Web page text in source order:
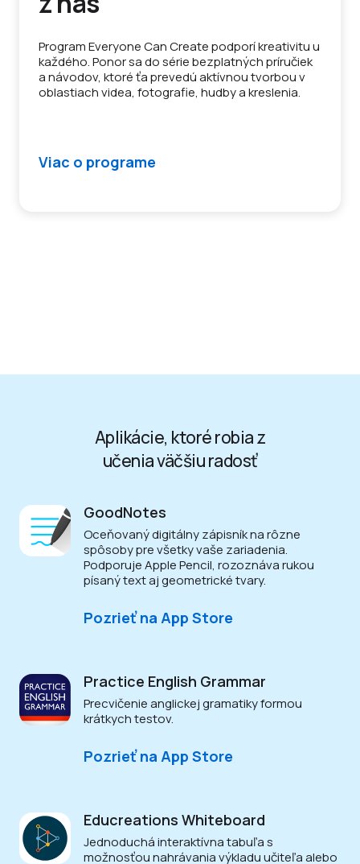
Program Everyone Can Create podporí kreativitu u
každého. Ponor sa do série bezplatných príručiek
a návodov, ktoré ťa prevedú aktívnou tvorbou v
oblastiach videa, fotografie, hudby a kreslenia.
Viac o programe
Aplikácie, ktoré robia z
učenia väčšiu radosť
GoodNotes
Oceňovaný digitálny zápisník na rôzne
spôsoby pre všetky vaše zariadenia.
Podporuje Apple Pencil, rozoznáva rukou
písaný text aj geometrické tvary.
Pozrieť na App Store
Practice English Grammar
Precvičenie anglickej gramatiky formou
krátkych testov.
Pozrieť na App Store
Educreations Whiteboard
Jednoduchá interaktívna tabuľa s
možnosťou nahrávania výkladu učiteľa alebo